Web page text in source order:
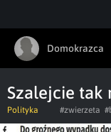
Domokrazca
Szalejcie tak
Polityka #zwierzeta